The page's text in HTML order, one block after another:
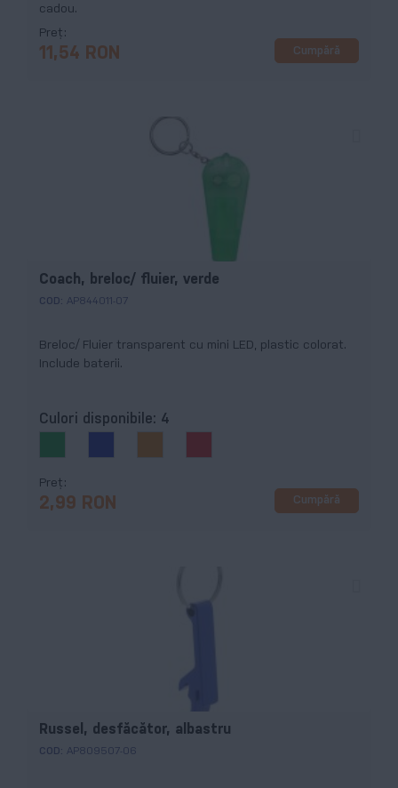
cadou.
Preț
11,54 RON Cumpără
Coach, breloc/ fluier, verde
COD: AP844011-07
Breloc/ Fluier transparent cu mini LED, plastic colorat.
Include baterii.
Culori disponibile: 4
Preț
2,99 RON Cumpără
Russel, desfăcător, albastru
COD: AP809507-06